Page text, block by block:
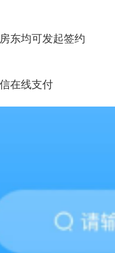
东均可发起签约
在线支付